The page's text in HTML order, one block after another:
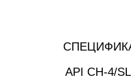
API CH-4/